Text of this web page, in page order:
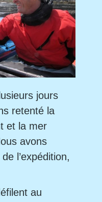
jours
retenté la
et la mer
avons
l’expédition,
au